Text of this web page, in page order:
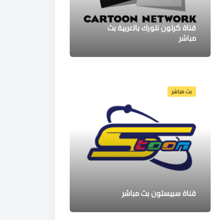
قناة كرتون نتورك بالعربية بث
مباشر
بث مباشر
قناة سبيستون بث مباشر